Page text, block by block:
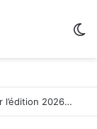
Reconstitution, spectacles et cinéma pour l’édition 2026 de « Ça tombe comme à Gravelotte »